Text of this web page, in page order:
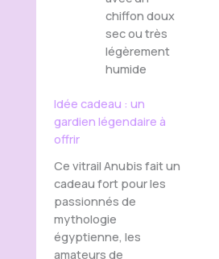
chiffon doux
sec ou très
légèrement
humide
Idée cadeau : un
gardien légendaire à
offrir
Ce vitrail Anubis fait un
cadeau fort pour les
passionnés de
mythologie
égyptienne, les
amateurs de